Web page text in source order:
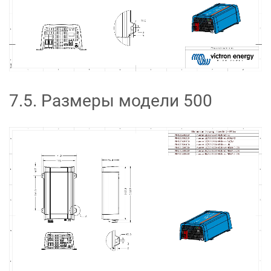
7.5. Размеры модели 500